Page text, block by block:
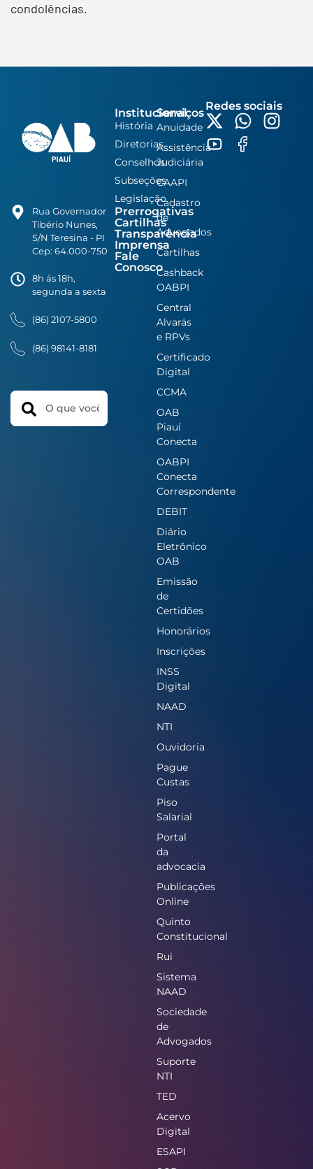
condolências.
Rua Governador
Tibério Nunes,
S/N Teresina - PI
Cep: 64.000-750
8h ás 18h,
segunda a sexta
(86) 2107-5800
(86) 98141-8181
Search
Institucional
História
Diretorias
Conselhos
Subseções
Legislação
Prerrogativas
Cartilhas
Transparência
Imprensa
Fale
Conosco
Serviços
Anuidade
Assistência
Judiciária
CAAPI
Cadastro
de
Advogados
Cartilhas
Cashback
OABPI
Central
Alvarás
e RPVs
Certificado
Digital
CCMA
OAB
Piauí
Conecta
OABPI
Conecta
Correspondente
DEBIT
Diário
Eletrônico
OAB
Emissão
de
Certidões
Honorários
Inscrições
INSS
Digital
NAAD
NTI
Ouvidoria
Pague
Custas
Piso
Salarial
Portal
da
advocacia
Publicações
Online
Quinto
Constitucional
Rui
Sistema
NAAD
Sociedade
de
Advogados
Suporte
NTI
TED
Acervo
Digital
ESAPI
Redes sociais